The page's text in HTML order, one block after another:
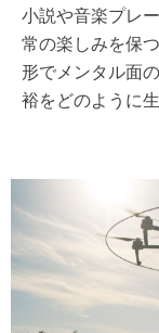
小説や音楽プレ
常の楽しみを保
形でメンタル面
裕をどのように